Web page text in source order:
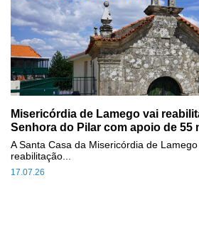
Misericórdia de Lamego vai
Senhora do Pilar com apoio de 55
17.07.26
A Santa Casa da Misericórdia de
reabilitação...